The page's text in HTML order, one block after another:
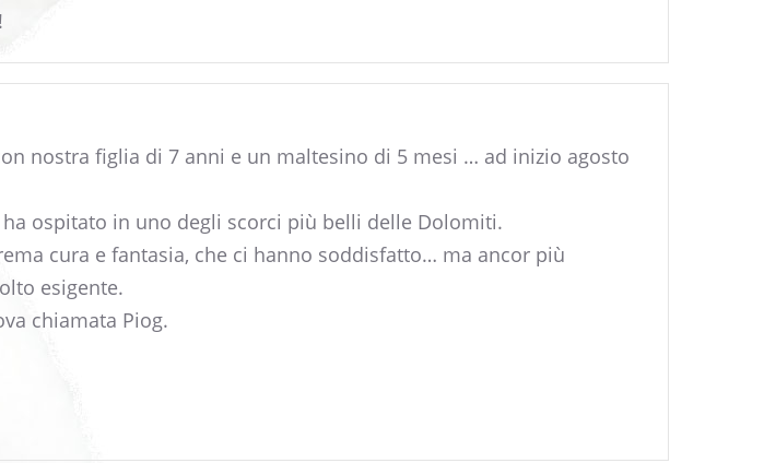
nostra figlia di 7 anni e un maltesino di 5 mesi … ad inizio agosto
ospitato in uno degli scorci più belli delle Dolomiti.
cura e fantasia, che ci hanno soddisfatto… ma ancor più
esigente.
chiamata Piog.